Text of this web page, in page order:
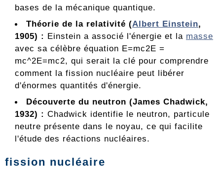
bases de la mécanique quantique.
Théorie de la relativité (Albert Einstein,
1905) : Einstein a associé l'énergie et la masse
avec sa célèbre équation E=mc2E =
mc^2E=mc2, qui serait la clé pour comprendre
comment la fission nucléaire peut libérer
d'énormes quantités d'énergie.
Découverte du neutron (James Chadwick,
1932) : Chadwick identifie le neutron, particule
neutre présente dans le noyau, ce qui facilite
l'étude des réactions nucléaires.
fission nucléaire